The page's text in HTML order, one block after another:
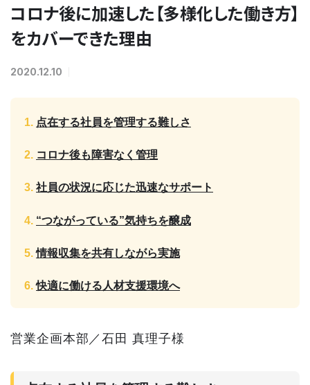
コロナ後に加速した【多様化した働き方】
をカバーできた理由
2020.12.10
点在する社員を管理する難しさ
コロナ後も障害なく管理
社員の状況に応じた迅速なサポート
“つながっている”気持ちを醸成
情報収集を共有しながら実施
快適に働ける人材支援環境へ
営業企画本部／石田 真理子様